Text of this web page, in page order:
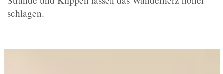
schlagen.